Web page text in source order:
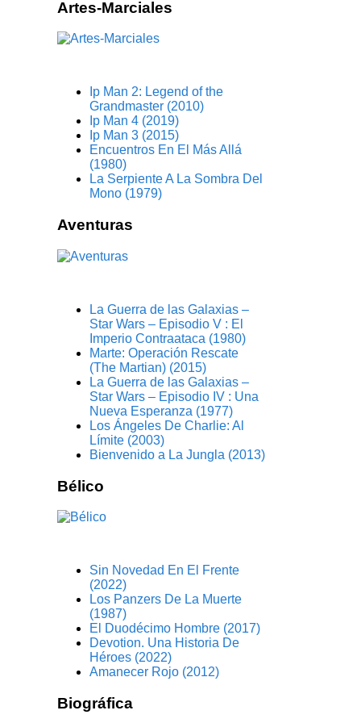
Artes-Marciales
Ip Man 2: Legend of the
Grandmaster (2010)
Ip Man 4 (2019)
Ip Man 3 (2015)
Encuentros En El Más Allá
(1980)
La Serpiente A La Sombra Del
Mono (1979)
Aventuras
La Guerra de las Galaxias –
Star Wars – Episodio V : El
Imperio Contraataca (1980)
Marte: Operación Rescate
(The Martian) (2015)
La Guerra de las Galaxias –
Star Wars – Episodio IV : Una
Nueva Esperanza (1977)
Los Ángeles De Charlie: Al
Límite (2003)
Bienvenido a La Jungla (2013)
Bélico
Sin Novedad En El Frente
(2022)
Los Panzers De La Muerte
(1987)
El Duodécimo Hombre (2017)
Devotion. Una Historia De
Héroes (2022)
Amanecer Rojo (2012)
Biográfica